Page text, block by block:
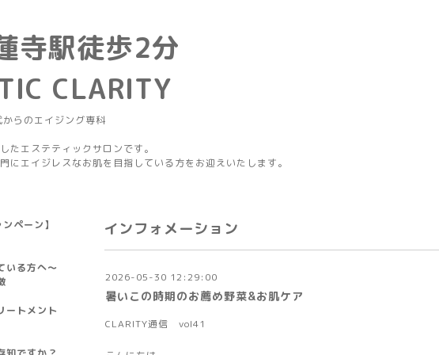
寺駅徒歩2分
CLARITY
らのエイジング専科
たエステティックサロンです。
にエイジレスなお肌を目指している方をお迎えいたします。
インフォメーション
2026-05-30 12:29:00
暑いこの時期のお薦め野菜&お肌ケア
CLARITY通信 vol41
ペーン】
いる方へ～
ートメント